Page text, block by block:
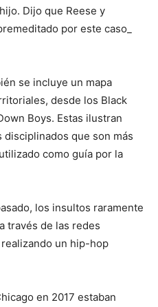
Dijo que Reese y
por este caso_
se incluye un mapa
desde los Black
Boys. Estas ilustran
que son más
como guía por la
los insultos raramente
través de las redes
un hip-hop
en 2017 estaban